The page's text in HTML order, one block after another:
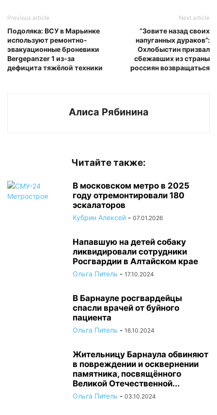
Previous article
Подоляка: ВСУ в Марьинке
используют ремонтно-
эвакуационные броневики
Bergepanzer 1 из-за
дефицита тяжёлой техники
Next article
“Зовите назад своих
напуганных дураков”:
Охлобыстин призвал
сбежавших из страны
россиян возвращаться
Алиса Рябинина
Читайте также:
В московском метро в 2025
году отремонтировали 180
эскалаторов
Кубрин Алексей - 07.01.2026
Напавшую на детей собаку
ликвидировали сотрудники
Росгвардии в Алтайском крае
Ольга Питель - 17.10.2024
В Барнауле росгвардейцы
спасли врачей от буйного
пациента
Ольга Питель - 16.10.2024
Жительницу Барнаула обвиняют
в повреждении и осквернении
памятника, посвящённого
Великой Отечественной...
Ольга Питель - 03.10.2024